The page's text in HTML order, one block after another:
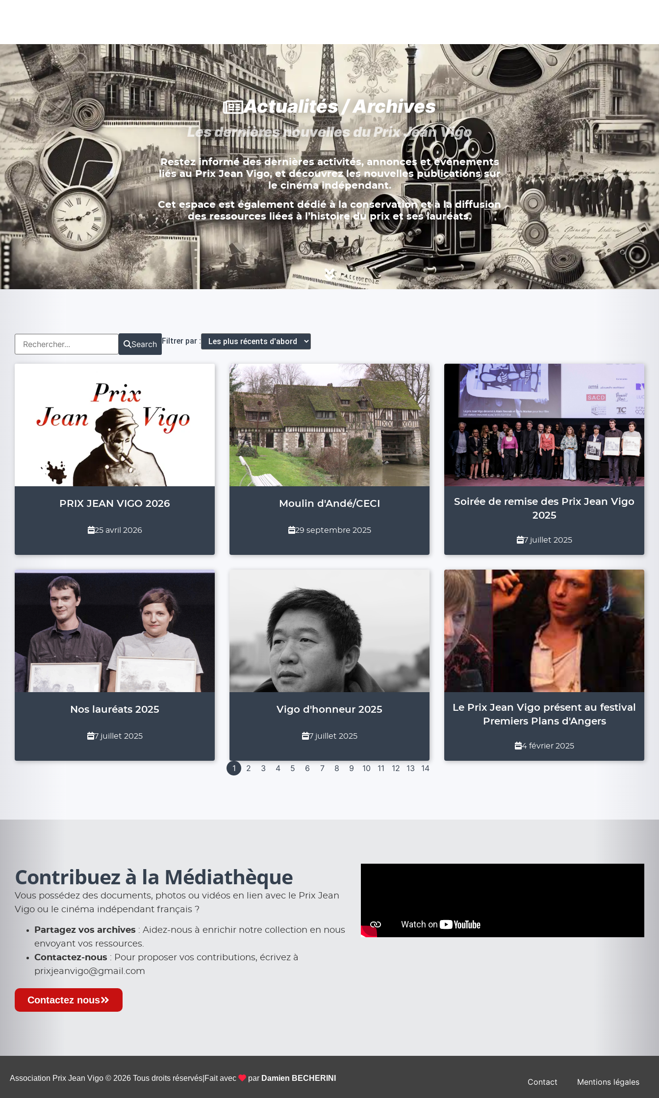
Actualités / Archives
Les dernières nouvelles du Prix Jean Vigo
Restez informé des dernières activités, annonces et événements
liés au Prix Jean Vigo, et découvrez les nouvelles publications sur
le cinéma indépendant.
Cet espace est également dédié à la conservation et à la diffusion
des ressources liées à l’histoire du prix et ses lauréats.
Search Filtrer par :
PRIX JEAN VIGO 2026
25 avril 2026
Moulin d'Andé/CECI
29 septembre 2025
Soirée de remise des Prix Jean Vigo
2025
7 juillet 2025
Nos lauréats 2025
7 juillet 2025
Vigo d'honneur 2025
7 juillet 2025
Le Prix Jean Vigo présent au festival
Premiers Plans d'Angers
4 février 2025
1 2 3 4 5 6 7 8 9 10 11 12 13 14
Contribuez à la Médiathèque
Vous possédez des documents, photos ou vidéos en lien avec le Prix Jean
Vigo ou le cinéma indépendant français ?
Partagez vos archives : Aidez-nous à enrichir notre collection en nous
envoyant vos ressources.
Contactez-nous : Pour proposer vos contributions, écrivez à
prixjeanvigo@gmail.com
Contactez nous
Association Prix Jean Vigo © 2026 Tous droits réservés Fait avec par Damien BECHERINI Contact Mentions légales